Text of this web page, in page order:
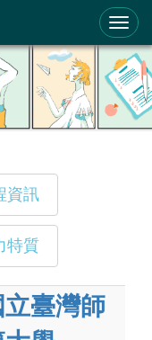
資訊
特質
立臺灣師